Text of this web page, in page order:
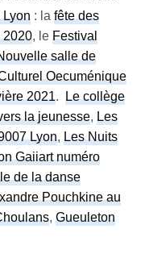
Lyon : lafête des
2020, leFestival
salle de
Oecuménique
2021.Le collège
la jeunesse,Les
Lyon,Les Nuits
Gaiiart numéro
de la danse
Pouchkine au
,Gueuleton